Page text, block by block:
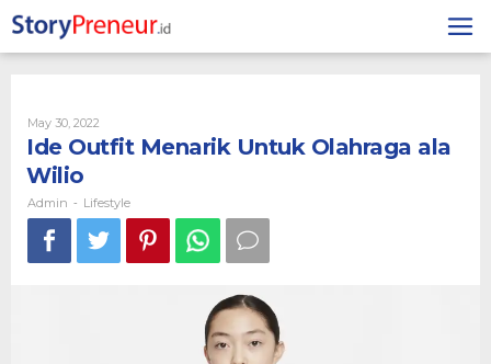
to
content
May 30, 2022
Admin
Ide Outfit Menarik Untuk Olahraga ala
Wilio
Admin - Lifestyle